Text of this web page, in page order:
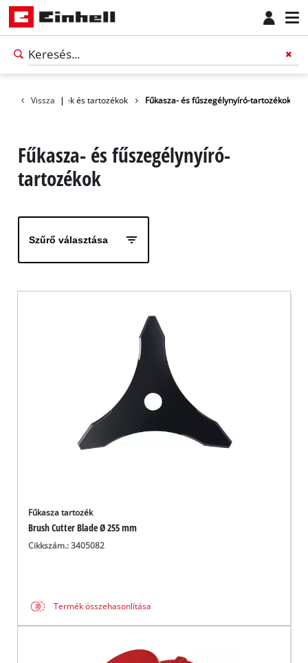
Vissza |
Kerti gépek és tartozékok Fűkasza- és fűszegélynyíró-tartozékok
Fűkasza- és fűszegélynyíró-
tartozékok
Szűrő választása
Fűkasza tartozék
Brush Cutter Blade Ø 255 mm
Cikkszám.: 3405082
Termék összehasonlítása